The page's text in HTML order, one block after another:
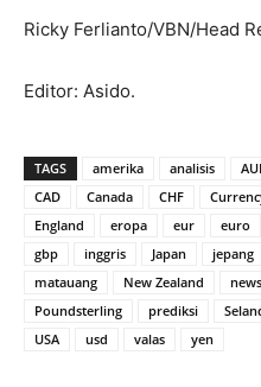
Ricky Ferlianto/VBN/Head
Editor: Asido.
TAGS amerika analisis
CAD
Canada CHF
England
eropa eur euro
gbp
inggris Japan jepang
matauang
New Zealand news
Poundsterling
prediksi
USA
usd valas yen